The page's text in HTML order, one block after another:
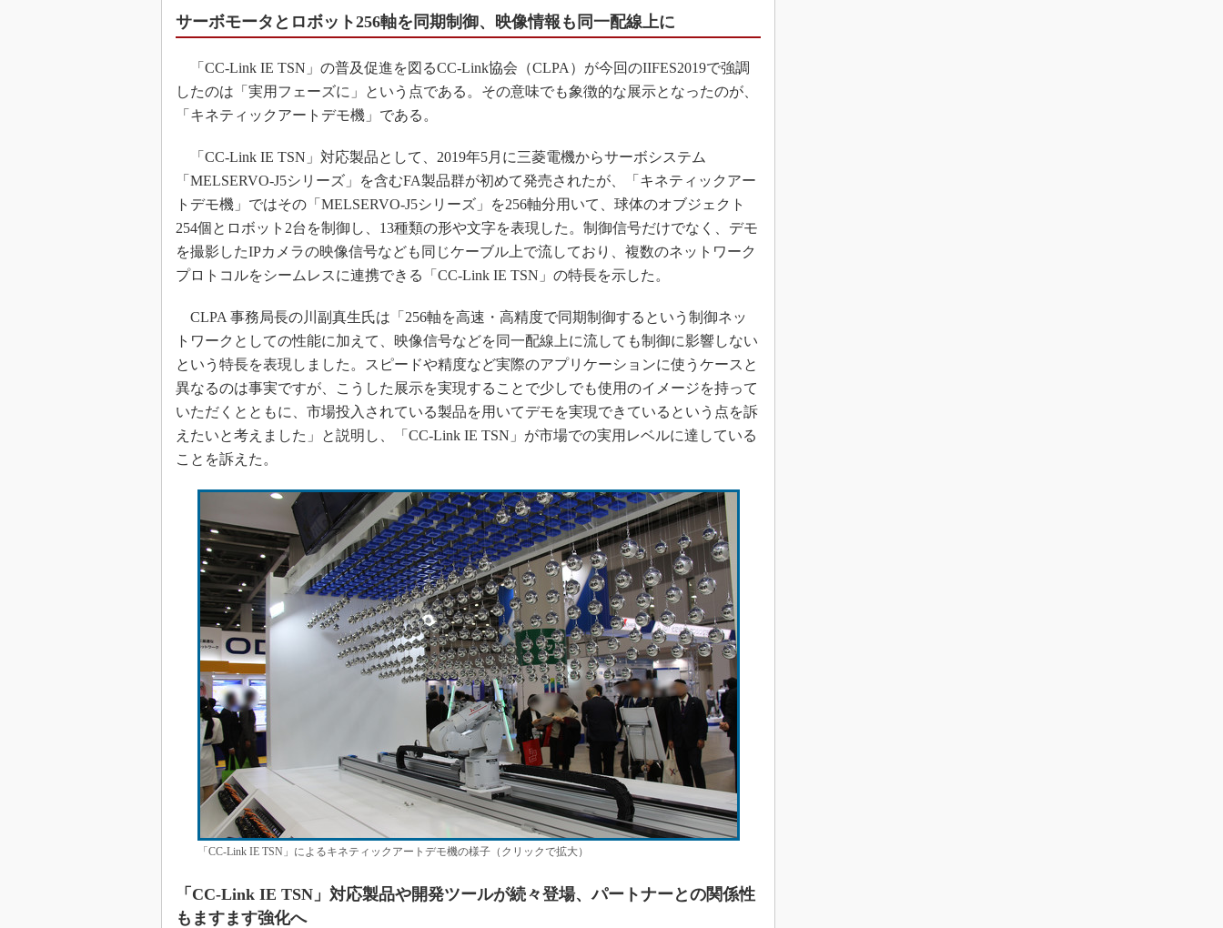
サーボモータとロボット256軸を同期制御、映像情報も同一配線上に
「CC-Link IE TSN」の普及促進を図るCC-Link協会（CLPA）が今回のIIFES2019で強調
したのは「実用フェーズに」という点である。その意味でも象徴的な展示となったのが、
「キネティックアートデモ機」である。
「CC-Link IE TSN」対応製品として、2019年5月に三菱電機からサーボシステム
「MELSERVO-J5シリーズ」を含むFA製品群が初めて発売されたが、「キネティックアー
トデモ機」ではその「MELSERVO-J5シリーズ」を256軸分用いて、球体のオブジェクト
254個とロボット2台を制御し、13種類の形や文字を表現した。制御信号だけでなく、デモ
を撮影したIPカメラの映像信号なども同じケーブル上で流しており、複数のネットワーク
プロトコルをシームレスに連携できる「CC-Link IE TSN」の特長を示した。
CLPA 事務局長の川副真生氏は「256軸を高速・高精度で同期制御するという制御ネッ
トワークとしての性能に加えて、映像信号などを同一配線上に流しても制御に影響しない
という特長を表現しました。スピードや精度など実際のアプリケーションに使うケースと
異なるのは事実ですが、こうした展示を実現することで少しでも使用のイメージを持って
いただくとともに、市場投入されている製品を用いてデモを実現できているという点を訴
えたいと考えました」と説明し、「CC-Link IE TSN」が市場での実用レベルに達している
ことを訴えた。
「CC-Link IE TSN」によるキネティックアートデモ機の様子（クリックで拡大）
「CC-Link IE TSN」対応製品や開発ツールが続々登場、パートナーとの関係性
もますます強化へ